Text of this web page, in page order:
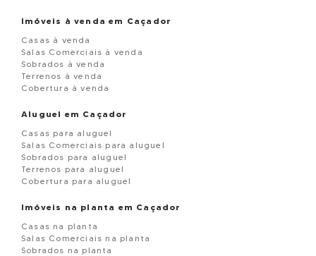
Imóveis à venda em Caçador
Casas à venda
Salas Comerciais à venda
Sobrados à venda
Terrenos à venda
Cobertura à venda
Aluguel em Caçador
Casas para aluguel
Salas Comerciais para aluguel
Sobrados para aluguel
Terrenos para aluguel
Cobertura para aluguel
Imóveis na planta em Caçador
Casas na planta
Salas Comerciais na planta
Sobrados na planta